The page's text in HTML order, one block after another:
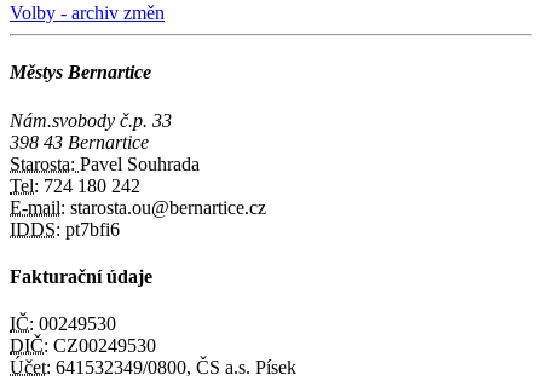
Volby - archiv změn
Městys Bernartice
Nám.svobody č.p. 33
398 43 Bernartice
Starosta: Pavel Souhrada
Tel: 724 180 242
E-mail: starosta.ou@bernartice.cz
IDDS: pt7bfi6
Fakturační údaje
IČ: 00249530
DIČ: CZ00249530
Účet: 641532349/0800, ČS a.s. Písek